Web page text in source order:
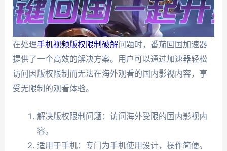
在处理手机视频版权限制破解问题时，番茄回国加速器
提供了一个高效的解决方案。用户可以通过加速器轻松
访问因版权限制而无法在海外观看的国内影视内容，享
受无限制的观看体验。
解决版权限制问题：访问海外受限的国内影视内
容。
适用于手机：专门为手机使用设计，操作简便。